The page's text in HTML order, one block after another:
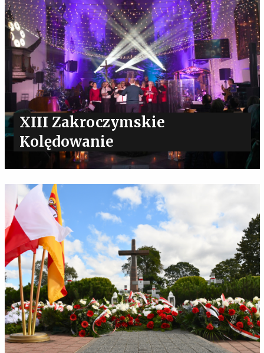
XIII Zakroczymskie
Kolędowanie